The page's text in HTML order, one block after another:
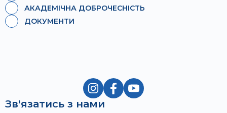
АКАДЕМІЧНА ДОБРОЧЕСНІСТЬ
ДОКУМЕНТИ
Зв'язатись з нами